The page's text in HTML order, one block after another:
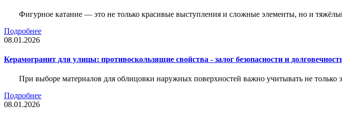
Фигурное катание — это не только красивые выступления и сложные элементы, но и
Подробнее
08.01.2026
Керамогранит для улицы: противоскользящие свойства - залог безопасности и
При выборе материалов для облицовки наружных поверхностей важно учитывать не только
Подробнее
08.01.2026